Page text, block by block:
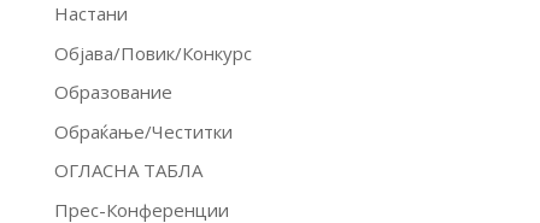
Настани
Објава/Повик/Конкурс
Образование
Обраќање/Честитки
ОГЛАСНА ТАБЛА
Прес-Конференции